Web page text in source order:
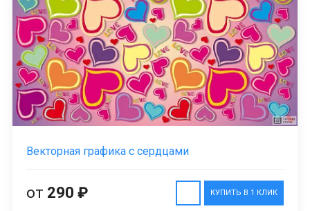
Векторная графика с сердцами
КУПИТЬ В 1 КЛИК
от 290 ₽